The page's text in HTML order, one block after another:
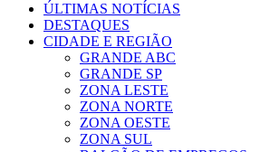
ÚLTIMAS NOTÍCIAS
DESTAQUES
CIDADE E REGIÃO
GRANDE ABC
GRANDE SP
ZONA LESTE
ZONA NORTE
ZONA OESTE
ZONA SUL